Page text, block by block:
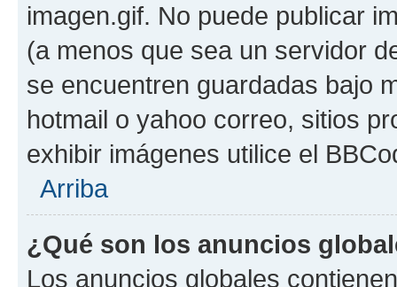
imagen.gif. No puede publicar
(a menos que sea un servidor
se encuentren guardadas bajo
hotmail o yahoo correo, sitios
exhibir imágenes utilice el
Arriba
¿Qué son los anuncios
Los anuncios globales